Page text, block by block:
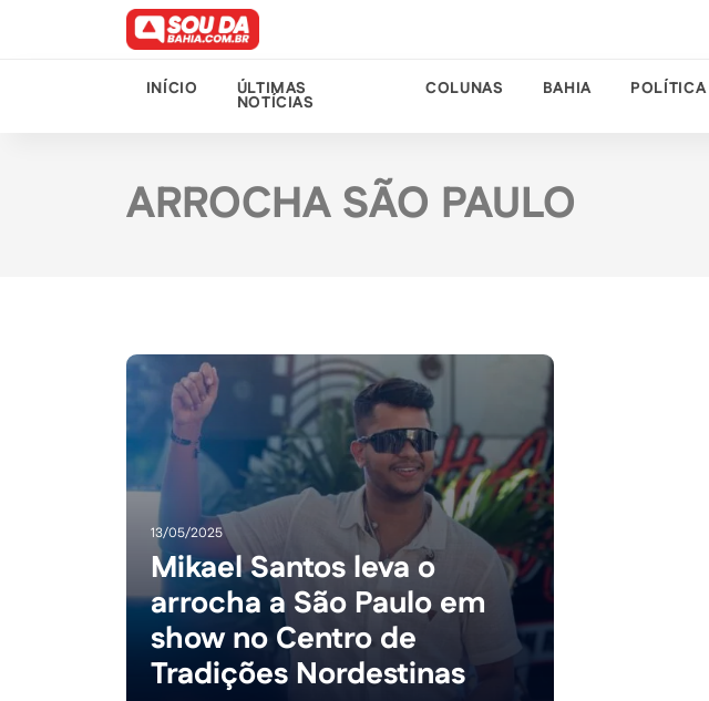
INÍCIO ÚLTIMAS
NOTÍCIAS
COLUNAS BAHIA POLÍTICA
ARROCHA SÃO PAULO
13/05/2025
Mikael Santos leva o
arrocha a São Paulo em
show no Centro de
Tradições Nordestinas